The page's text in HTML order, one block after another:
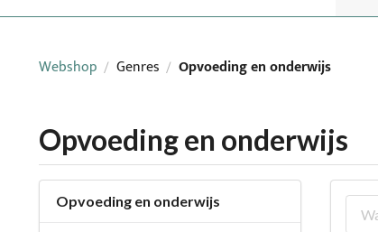
Webshop / Genres / Opvoeding en onderwijs
Opvoeding en onderwijs
Opvoeding en onderwijs